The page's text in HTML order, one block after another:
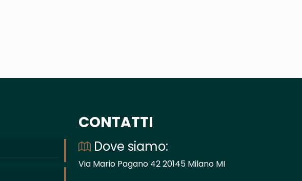
CONTATTI
Dove siamo:
Via Mario Pagano 42 20145 Milano MI